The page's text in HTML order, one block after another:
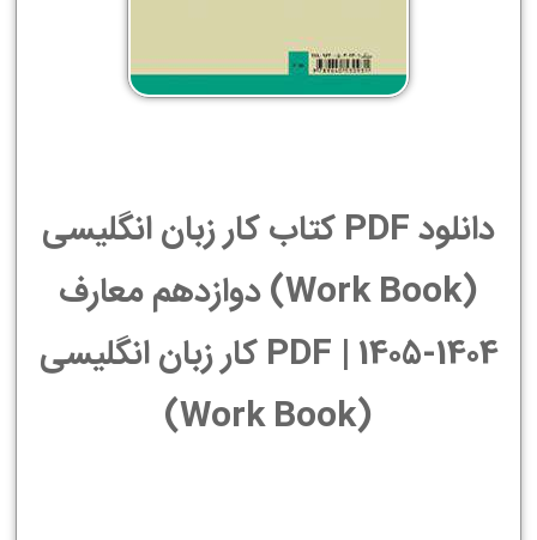
دانلود PDF کتاب کار زبان انگليسی
(Work Book) دوازدهم معارف
1404-1405 | PDF کار زبان انگليسی
(Work Book)